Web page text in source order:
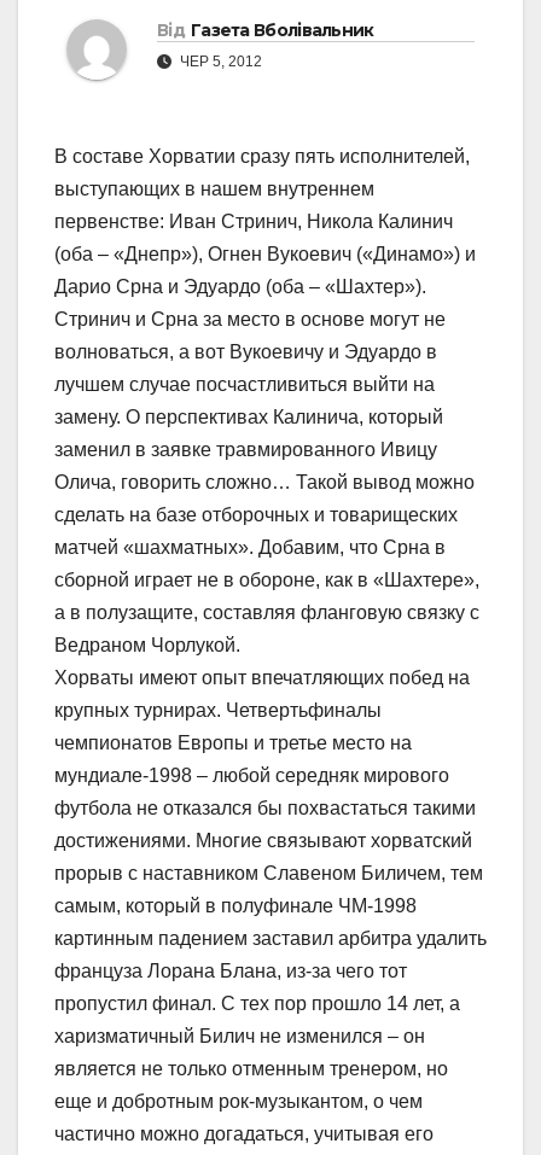
Від Газета Вболівальник
ЧЕР 5, 2012
В составе Хорватии сразу пять исполнителей,
выступающих в нашем внутреннем
первенстве: Иван Стринич, Никола Калинич
(оба – «Днепр»), Огнен Вукоевич («Динамо») и
Дарио Срна и Эдуардо (оба – «Шахтер»).
Стринич и Срна за место в основе могут не
волноваться, а вот Вукоевичу и Эдуардо в
лучшем случае посчастливиться выйти на
замену. О перспективах Калинича, который
заменил в заявке травмированного Ивицу
Олича, говорить сложно… Такой вывод можно
сделать на базе отборочных и товарищеских
матчей «шахматных». Добавим, что Срна в
сборной играет не в обороне, как в «Шахтере»,
а в полузащите, составляя фланговую связку с
Ведраном Чорлукой.
Хорваты имеют опыт впечатляющих побед на
крупных турнирах. Четвертьфиналы
чемпионатов Европы и третье место на
мундиале-1998 – любой середняк мирового
футбола не отказался бы похвастаться такими
достижениями. Многие связывают хорватский
прорыв с наставником Славеном Биличем, тем
самым, который в полуфинале ЧМ-1998
картинным падением заставил арбитра удалить
француза Лорана Блана, из-за чего тот
пропустил финал. С тех пор прошло 14 лет, а
харизматичный Билич не изменился – он
является не только отменным тренером, но
еще и добротным рок-музыкантом, о чем
частично можно догадаться, учитывая его